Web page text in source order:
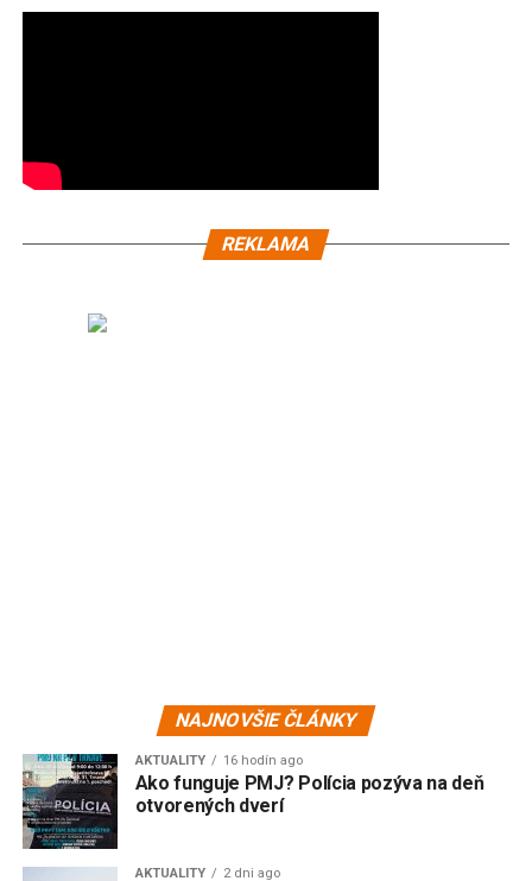
REKLAMA
NAJNOVŠIE ČLÁNKY
AKTUALITY 16 hodín ago
Ako funguje PMJ? Polícia pozýva na deň
otvorených dverí
AKTUALITY 2 dni ago